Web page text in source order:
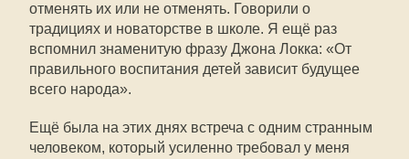
отменять их или не отменять. Говорили о
традициях и новаторстве в школе. Я ещё раз
вспомнил знаменитую фразу Джона Локка: «От
правильного воспитания детей зависит будущее
всего народа».
Ещё была на этих днях встреча с одним странным
человеком, который усиленно требовал у меня